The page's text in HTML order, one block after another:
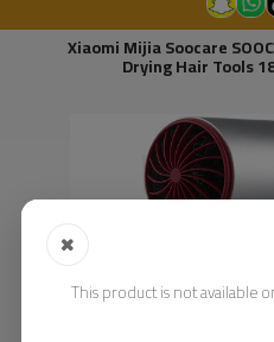
Xiaomi Mijia Soocare
Drying Hair Tools
This product is not available